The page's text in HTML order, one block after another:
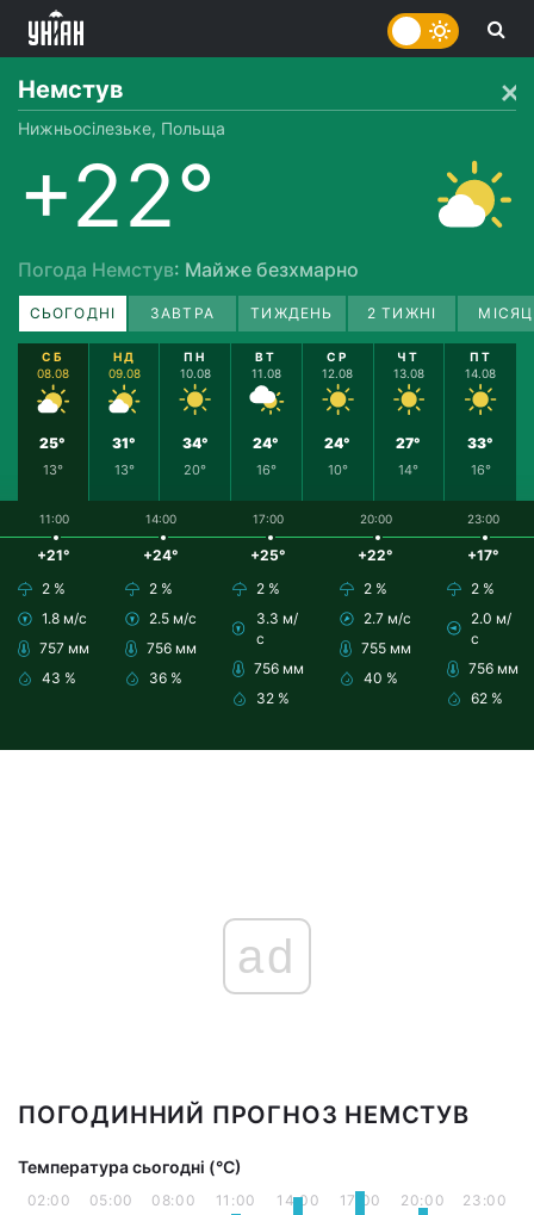
Немстув
Нижньосілезьке, Польща
+22°
Погода Немстув: Майже безхмарно
СЬОГОДНІ ЗАВТРА ТИЖДЕНЬ 2 ТИЖНІ
СБ
08.08
25°
13°
НД
09.08
31°
13°
ПН
10.08
34°
20°
ВТ
11.08
24°
16°
СР
12.08
24°
10°
ЧТ
13.08
27°
14°
ПТ
14.08
33°
16°
11:00
+21°
2 %
1.8 м/с
757 мм
43 %
14:00
+24°
2 %
2.5 м/с
756 мм
36 %
17:00
+25°
2 %
3.3 м/
с
756 мм
32 %
20:00
+22°
2 %
2.7 м/с
755 мм
40 %
23:00
+17°
2 %
2.0 м/
с
756 мм
62 %
ad
ПОГОДИННИЙ ПРОГНОЗ НЕМСТУВ
Температура сьогодні (°С)
02:00 05:00 08:00 11:00 14:00 17:00 20:00 23:00